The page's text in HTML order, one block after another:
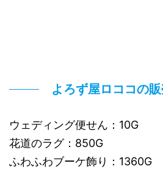
よろず屋ロココの
ウェディング便せん：10G
花道のラグ：850G
ふわふわブーケ飾り：1360G